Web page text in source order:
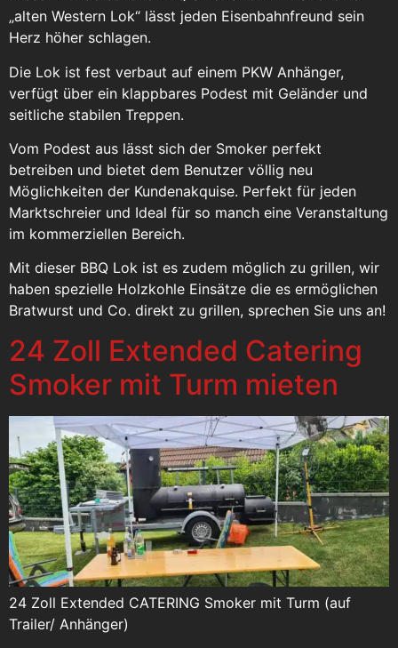
„alten Western Lok“ lässt jeden Eisenbahnfreund sein
Herz höher schlagen.
Die Lok ist fest verbaut auf einem PKW Anhänger,
verfügt über ein klappbares Podest mit Geländer und
seitliche stabilen Treppen.
Vom Podest aus lässt sich der Smoker perfekt
betreiben und bietet dem Benutzer völlig neu
Möglichkeiten der Kundenakquise. Perfekt für jeden
Marktschreier und Ideal für so manch eine Veranstaltung
im kommerziellen Bereich.
Mit dieser BBQ Lok ist es zudem möglich zu grillen, wir
haben spezielle Holzkohle Einsätze die es ermöglichen
Bratwurst und Co. direkt zu grillen, sprechen Sie uns an!
24 Zoll Extended Catering
Smoker mit Turm mieten
24 Zoll Extended CATERING Smoker mit Turm (auf
Trailer/ Anhänger)